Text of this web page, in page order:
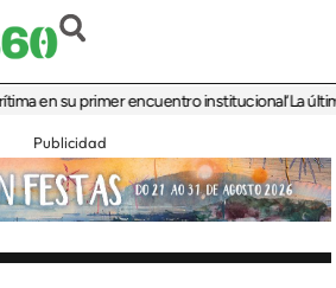
su primer encuentro institucional‘La última
Publicidad